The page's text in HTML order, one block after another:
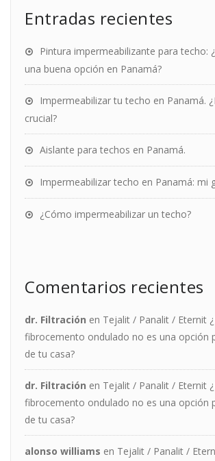
Entradas recientes
Pintura impermeabilizante para techo:
una buena opción en Panamá?
Impermeabilizar tu techo en Panamá.
crucial?
Aislante para techos en Panamá.
Impermeabilizar techo en Panamá: mi
¿Cómo impermeabilizar un techo?
Comentarios recientes
dr. Filtración en Tejalit / Panalit / Eternit
fibrocemento ondulado no es una opción
de tu casa?
dr. Filtración en Tejalit / Panalit / Eternit
fibrocemento ondulado no es una opción
de tu casa?
alonso williams en Tejalit / Panalit /